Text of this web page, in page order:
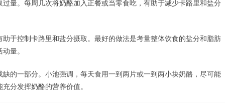
量。每周几次将奶酪加入正餐或当零食吃，有助于减少卡路里和盐分
于控制卡路里和盐分摄取。最好的做法是考量整体饮食的盐分和脂肪
量。
的一部分。小池强调，每天食用一到两片或一到两小块奶酪，尽可能
分发挥奶酪的营养价值。